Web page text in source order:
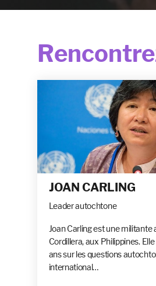
JOAN CARLING
Leader autochtone
Joan Carling est une
Cordillera, aux Philippines.
ans sur les questions
international…